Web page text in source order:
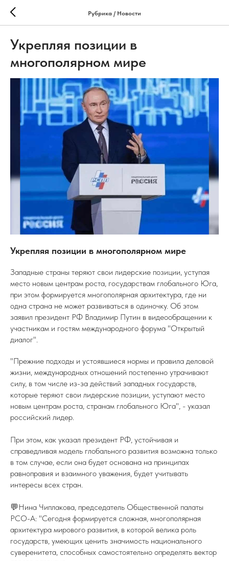
Рубрика / Новости
Укрепляя позиции в
многополярном мире
Укрепляя позиции в многополярном мире
Западные страны теряют свои лидерские позиции, уступая
место новым центрам роста, государствам глобального Юга,
при этом формируется многополярная архитектура, где ни
одна страна не может развиваться в одиночку. Об этом
заявил президент РФ Владимир Путин в видеообращении к
участникам и гостям международного форума "Открытый
диалог".
"Прежние подходы и устоявшиеся нормы и правила деловой
жизни, международных отношений постепенно утрачивают
силу, в том числе из-за действий западных государств,
которые теряют свои лидерские позиции, уступают место
новым центрам роста, странам глобального Юга", - указал
российский лидер.
При этом, как указал президент РФ, устойчивая и
справедливая модель глобального развития возможна только
в том случае, если она будет основана на принципах
равноправия и взаимного уважения, будет учитывать
интересы всех стран.
💬Нина Чиплакова, председатель Общественной палаты
РСО-А: "Сегодня формируется сложная, многополярная
архитектура мирового развития, в которой велика роль
государств, умеющих ценить значимость национального
суверенитета, способных самостоятельно определять вектор